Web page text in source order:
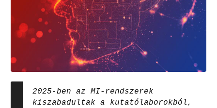
2025-ben az MI-rendszerek
kiszabadultak a kutatólaborokból,